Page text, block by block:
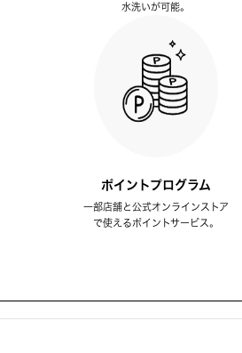
水洗いが可能。
ポイントプログラム
一部店舗と公式オンラインストア
で使えるポイントサービス。